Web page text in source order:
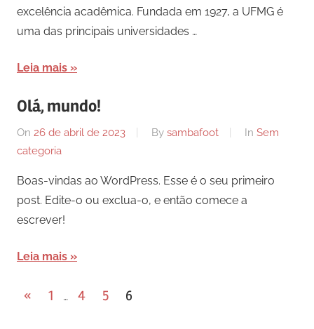
excelência acadêmica. Fundada em 1927, a UFMG é
uma das principais universidades …
Leia mais
Olá, mundo!
On 26 de abril de 2023 By sambafoot In Sem
categoria
Boas-vindas ao WordPress. Esse é o seu primeiro
post. Edite-o ou exclua-o, e então comece a
escrever!
Leia mais
Paginação
« Previous
1 … 4 5 6